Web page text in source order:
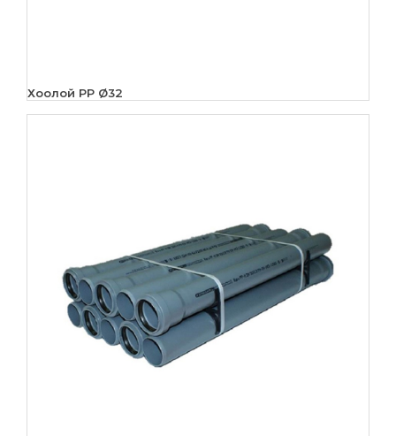
Хоолой PP Ø32